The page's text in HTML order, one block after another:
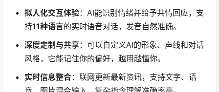
拟人化交互体验：AI能识别情绪并给予共情回应，支
持11种语言的实时语音对话，发音自然准确。
深度定制与共享：可以自定义AI的形象、声线和对话
风格，它能记住你的偏好，越用越懂你。
实时信息整合：联网更新最新资讯，支持文字、语